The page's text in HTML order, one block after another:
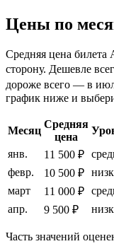
Цены по
Средняя цена
сторону. Дешевле
дороже всего — в
график ниже и
Месяц
Средняя
цена
янв.
11 500 ₽
февр.
10 500 ₽
март
11 000 ₽
апр.
9 500 ₽
Часть значений